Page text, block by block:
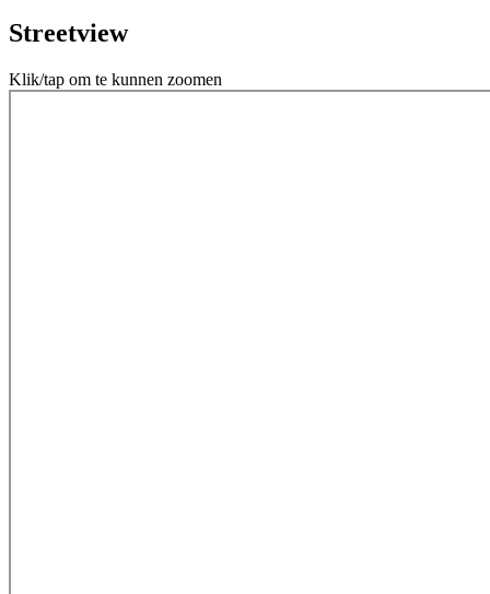
Streetview
Klik/tap om te kunnen zoomen